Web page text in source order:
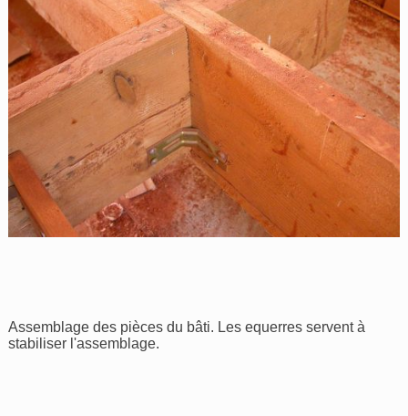
Assemblage des pièces du bâti. Les equerres servent à
stabiliser l'assemblage.